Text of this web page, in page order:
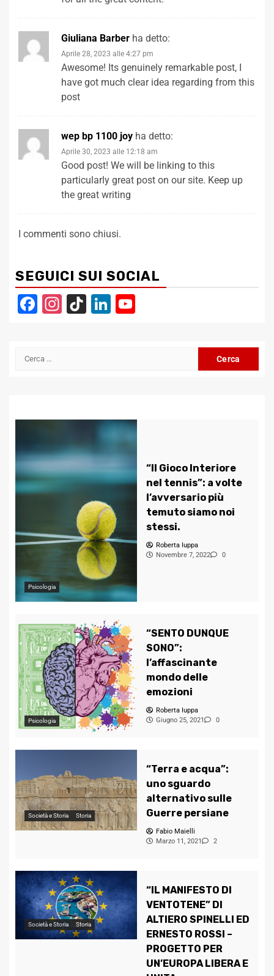
Giuliana Barber ha detto:
Aprile 28, 2023 alle 4:27 pm
Awesome! Its genuinely remarkable post, I
have got much clear idea regarding from this
post
wep bp 1100 joy ha detto:
Aprile 30, 2023 alle 12:18 am
Good post! We will be linking to this
particularly great post on our site. Keep up
the great writing
I commenti sono chiusi.
SEGUICI SUI SOCIAL
Facebook
Instagram
TikTokLinkedIn
Ricerca
Psicologia
“Il Gioco Interiore
nel tennis”: a volte
l’avversario più
temuto siamo noi
stessi.
Roberta Iuppa
Novembre 7, 2022
0
Psicologia
“SENTO DUNQUE
SONO”:
l’affascinante
mondo delle
emozioni
Roberta Iuppa
Giugno 25, 2021
0
Società e Storia Storia
“Terra e acqua”:
uno sguardo
alternativo sulle
Guerre persiane
Fabio Maielli
Marzo 11, 2021
2
Società e Storia Storia
“IL MANIFESTO DI
VENTOTENE” DI
ALTIERO SPINELLI ED
ERNESTO ROSSI –
PROGETTO PER
UN’EUROPA LIBERA E